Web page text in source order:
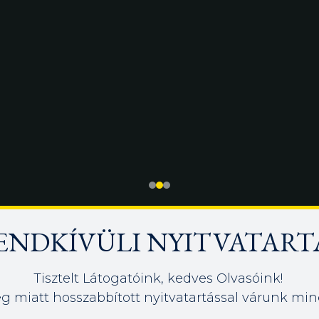
Tisztelt Látogatóink, kedves Olvasóink!
miatt hosszabbított nyitvatartással várunk